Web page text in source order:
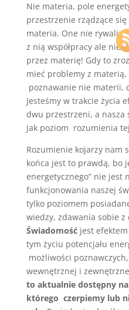
Nie materia, pole
przestrzenie rządzące
materia. One nie
z nią współpracy ale nie
przez materię! Gdy to
mieć problemy z
poznawanie nie materii,
Jesteśmy w trakcie życia
dwu przestrzeni, a nasza
jak poziom rozumienia
Rozumienie kojarzy nam
końca jest to prawdą, bo
energetycznego” nie jest
funkcjonowania naszej
tylko poziomem
wiedzy, zdawania sobie z
Świadomośćjest efektem
tym życiu potencjału
możliwości
wewnętrznej i
to aktualnie dostępny
którego czerpiemy lub